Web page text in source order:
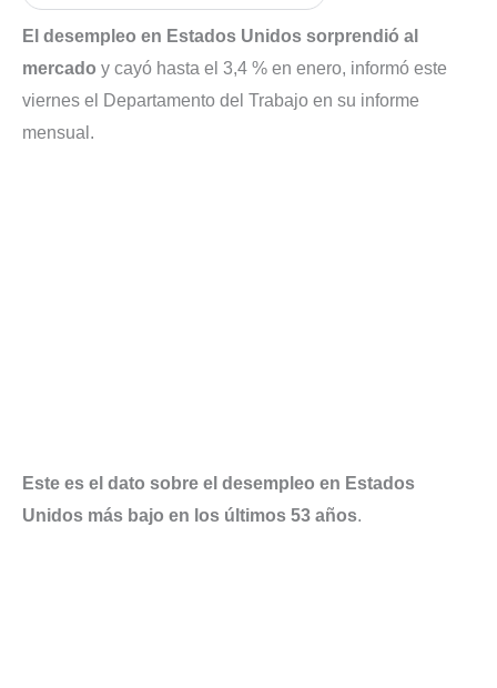
El desempleo en Estados Unidos sorprendió al
mercado y cayó hasta el 3,4 % en enero, informó este
viernes el Departamento del Trabajo en su informe
mensual.
Este es el dato sobre el desempleo en Estados
Unidos más bajo en los últimos 53 años.